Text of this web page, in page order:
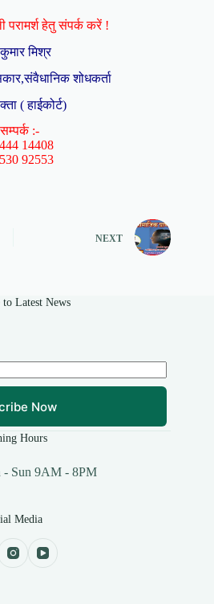
परामर्श हेतु संपर्क करें !
मिश्र
शोधकर्ता
( हाईकोर्ट)
:-
14408
92553
NEXT
to Latest News
Now
Hours
- Sun 9AM - 8PM
Media